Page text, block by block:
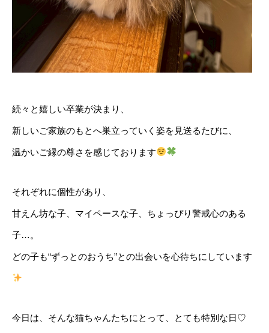
続々と嬉しい卒業が決まり、
新しいご家族のもとへ巣立っていく姿を見送るたびに、
温かいご縁の尊さを感じております
それぞれに個性があり、
甘えん坊な子、マイペースな子、ちょっぴり警戒心のある
子…。
どの子も“ずっとのおうち”との出会いを心待ちにしています
今日は、そんな猫ちゃんたちにとって、とても特別な日♡